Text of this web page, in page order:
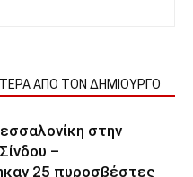
ΑΠΟ ΤΟΝ ΔΗΜΙΟΥΡΓΟ
στην
–
25 πυροσβέστες